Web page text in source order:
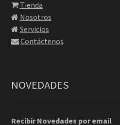
Tienda
Nosotros
Servicios
Contáctenos
NOVEDADES
Recibir Novedades por email